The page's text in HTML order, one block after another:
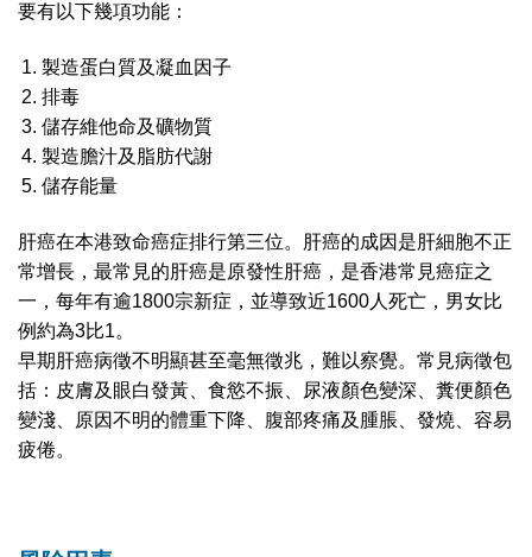
要有以下幾項功能：
製造蛋白質及凝血因子
排毒
儲存維他命及礦物質
製造膽汁及脂肪代謝
儲存能量
肝癌在本港致命癌症排行第三位。肝癌的成因是肝細胞不正
常增長，最常見的肝癌是原發性肝癌，是香港常見癌症之
一，每年有逾1800宗新症，並導致近1600人死亡，男女比
例約為3比1。
早期肝癌病徵不明顯甚至毫無徵兆，難以察覺。常見病徵包
括：皮膚及眼白發黃、食慾不振、尿液顏色變深、糞便顏色
變淺、原因不明的體重下降、腹部疼痛及腫脹、發燒、容易
疲倦。